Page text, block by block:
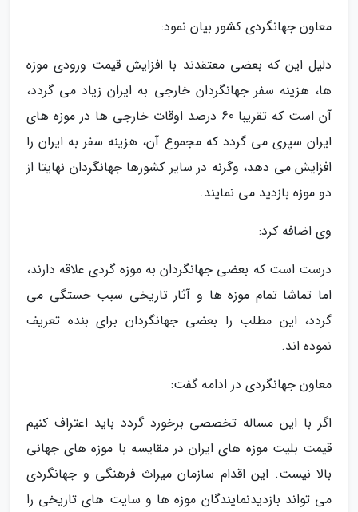
معاون جهانگردی کشور بیان نمود:
دلیل این که بعضی معتقدند با افزایش قیمت ورودی موزه
ها، هزینه سفر جهانگردان خارجی به ایران زیاد می گردد،
آن است که تقریبا 60 درصد اوقات خارجی ها در موزه های
ایران سپری می گردد که مجموع آن، هزینه سفر به ایران را
افزایش می دهد، وگرنه در سایر کشورها جهانگردان نهایتا از
دو موزه بازدید می نمایند.
وی اضافه کرد:
درست است که بعضی جهانگردان به موزه گردی علاقه دارند،
اما تماشا تمام موزه ها و آثار تاریخی سبب خستگی می
گردد، این مطلب را بعضی جهانگردان برای بنده تعریف
نموده اند.
معاون جهانگردی در ادامه گفت:
اگر با این مساله تخصصی برخورد گردد باید اعتراف کنیم
قیمت بلیت موزه های ایران در مقایسه با موزه های جهانی
بالا نیست. این اقدام سازمان میراث فرهنگی و جهانگردی
می تواند بازدیدنمایندگان موزه ها و سایت های تاریخی را